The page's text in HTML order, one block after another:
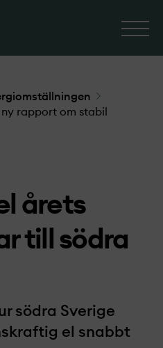
rapport om stabil
årets
till södra
södra Sverige
el snabbt